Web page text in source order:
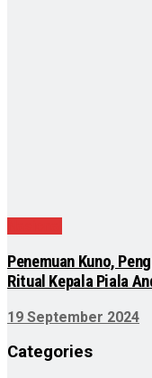
Penemuan Kuno,
Ritual Kepala Piala
19 September 2024
Categories